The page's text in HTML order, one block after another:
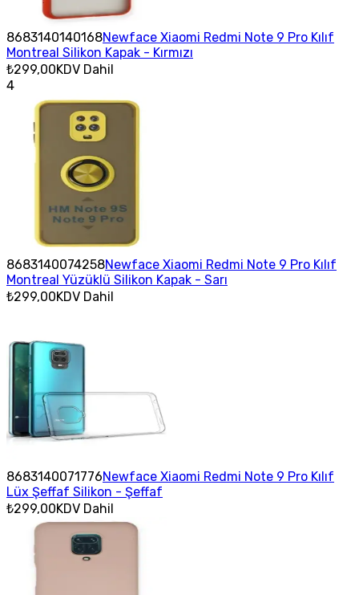
8683140140168Newface Xiaomi Redmi Note 9 Pro Kılıf
Montreal Silikon Kapak - Kırmızı
₺299,00KDV Dahil
4
8683140074258Newface Xiaomi Redmi Note 9 Pro Kılıf
Montreal Yüzüklü Silikon Kapak - Sarı
₺299,00KDV Dahil
8683140071776Newface Xiaomi Redmi Note 9 Pro Kılıf
Lüx Şeffaf Silikon - Şeffaf
₺299,00KDV Dahil